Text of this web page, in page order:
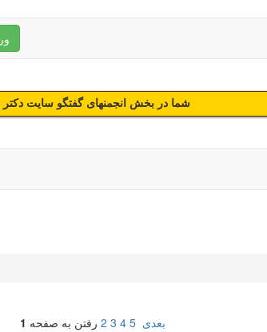
شما در بخش انجمنهای گفتگو سایت دکتر
رفتن به صفحه 1 2 3 4 5 بعدی